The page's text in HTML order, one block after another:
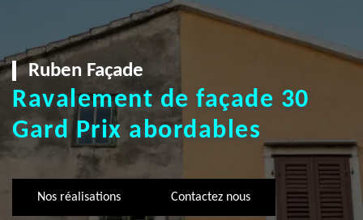
Ruben Façade
Ravalement de façade 30
Gard Prix abordables
Nos réalisations Contactez nous